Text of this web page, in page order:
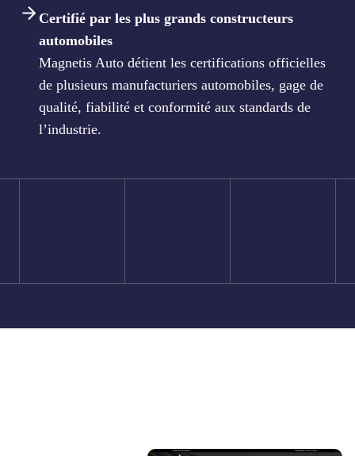
Certifié par les plus grands constructeurs
automobiles
Magnetis Auto détient les certifications officielles
de plusieurs manufacturiers automobiles, gage de
qualité, fiabilité et conformité aux standards de
l’industrie.